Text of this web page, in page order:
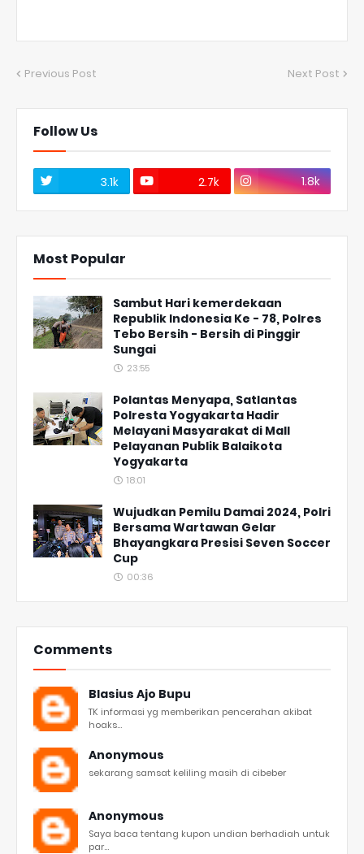
Previous Post Next Post
Follow Us
3.1k 2.7k 1.8k
Most Popular
Sambut Hari kemerdekaan
Republik Indonesia Ke - 78, Polres
Tebo Bersih - Bersih di Pinggir
Sungai
23:55
Polantas Menyapa, Satlantas
Polresta Yogyakarta Hadir
Melayani Masyarakat di Mall
Pelayanan Publik Balaikota
Yogyakarta
18:01
Wujudkan Pemilu Damai 2024, Polri
Bersama Wartawan Gelar
Bhayangkara Presisi Seven Soccer
Cup
00:36
Comments
Blasius Ajo Bupu
TK informasi yg memberikan pencerahan akibat
hoaks...
Anonymous
sekarang samsat keliling masih di cibeber
Anonymous
Saya baca tentang kupon undian berhadiah untuk
par...